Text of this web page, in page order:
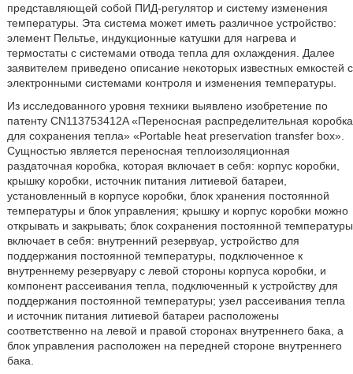
представляющей собой ПИД-регулятор и систему изменения
температуры. Эта система может иметь различное устройство:
элемент Пельтье, индукционные катушки для нагрева и
термостаты с системами отвода тепла для охлаждения. Далее
заявителем приведено описание некоторых известных емкостей с
электронными системами контроля и изменения температуры.
Из исследованного уровня техники выявлено изобретение по
патенту CN113753412A «Переносная распределительная коробка
для сохранения тепла» «Portable heat preservation transfer box».
Сущностью является переносная теплоизоляционная
раздаточная коробка, которая включает в себя: корпус коробки,
крышку коробки, источник питания литиевой батареи,
установленный в корпусе коробки, блок хранения постоянной
температуры и блок управления; крышку и корпус коробки можно
открывать и закрывать; блок сохранения постоянной температуры
включает в себя: внутренний резервуар, устройство для
поддержания постоянной температуры, подключенное к
внутреннему резервуару с левой стороны корпуса коробки, и
компонент рассеивания тепла, подключенный к устройству для
поддержания постоянной температуры; узел рассеивания тепла
и источник питания литиевой батареи расположены
соответственно на левой и правой сторонах внутреннего бака, а
блок управления расположен на передней стороне внутреннего
бака.